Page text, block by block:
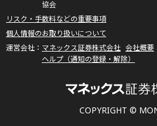
COPYRIGHT ©
協会
リスク・手数料などの重要事項
個人情報のお取り扱いについて
マネックス証券株式会社 会社概要
ヘルプ（通知の登録・解除）